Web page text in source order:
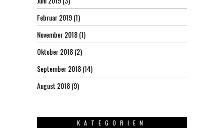
Februar 2019(1)
November 2018(1)
Oktober 2018(2)
September 2018(14)
August 2018(9)
KATEGORIEN